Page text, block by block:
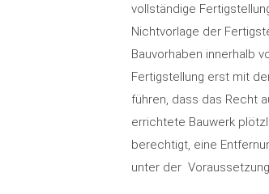
vollständige
Nichtvorlage der
Bauvorhaben innerhalb
Fertigstellung erst mit
führen, dass das Recht
errichtete Bauwerk
berechtigt, eine
unter der